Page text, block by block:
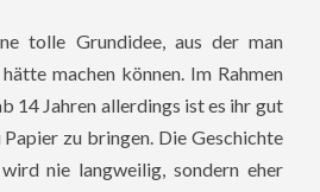
tolle Grundidee, aus der man
machen können. Im Rahmen
14 Jahren allerdings ist es ihr gut
Papier zu bringen. Die Geschichte
nie langweilig, sondern eher